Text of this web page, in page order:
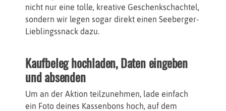
nicht nur eine tolle, kreative Geschenkschachtel,
sondern wir legen sogar direkt einen Seeberger-
Lieblingssnack dazu.
Kaufbeleg hochladen, Daten eingeben
und absenden
Um an der Aktion teilzunehmen, lade einfach
ein Foto deines Kassenbons hoch, auf dem